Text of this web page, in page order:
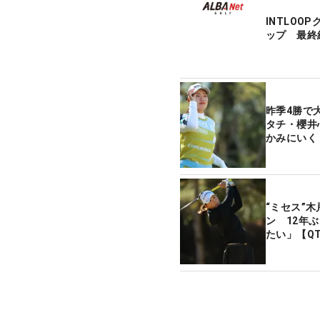
INTLOOP
ップ 最終
昨季4勝で
タチ・櫻井
かみにいく
“ミセス”
ン 12年ぶ
たい」【